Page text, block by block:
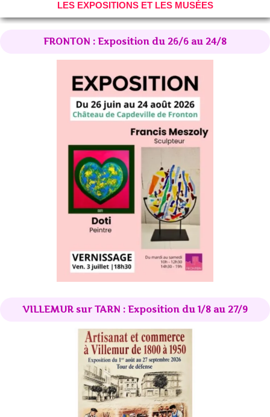
LES EXPOSITIONS ET LES MUSÉES
FRONTON : Exposition du 26/6 au 24/8
VILLEMUR sur TARN : Exposition du 1/8 au 27/9